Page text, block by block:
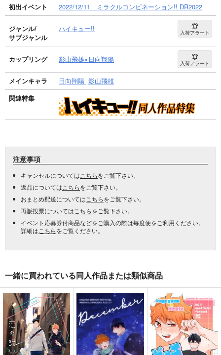
初出イベント
2022/12/11 ミラクルコンビネーション!! DR2022
ジャンル/
サブジャンル
ハイキュー!! 入荷アラート
カップリング 影山飛雄×日向翔陽 入荷アラート
メインキャラ 日向翔陽 影山飛雄
関連特集
注意事項
キャンセルについては こちらをご覧下さい。
返品については こちらをご覧下さい。
おまとめ配送については こちらをご覧下さい。
再販投票については こちらをご覧下さい。
イベント応募券付商品などをご購入の際は毎度便をご利用ください。
詳細は こちらをご覧ください。
一緒に買われている同人作品または類似商品